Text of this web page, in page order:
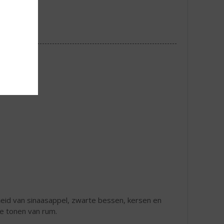
van sinaasappel, zwarte bessen, kersen en
tonen van rum.